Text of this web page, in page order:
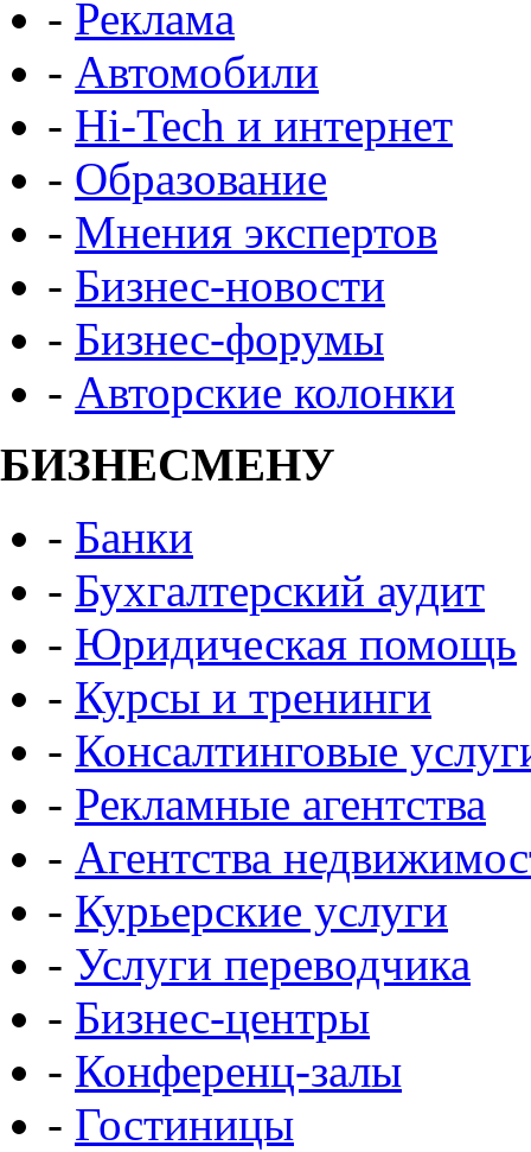
- Реклама
- Автомобили
- Hi-Tech и интернет
- Образование
- Мнения экспертов
- Бизнес-новости
- Бизнес-форумы
- Авторские колонки
БИЗНЕСМЕНУ
- Банки
- Бухгалтерский аудит
- Юридическая помощь
- Курсы и тренинги
- Консалтинговые
- Рекламные агентства
- Агентства
- Курьерские услуги
- Услуги переводчика
- Бизнес-центры
- Конференц-залы
- Гостиницы